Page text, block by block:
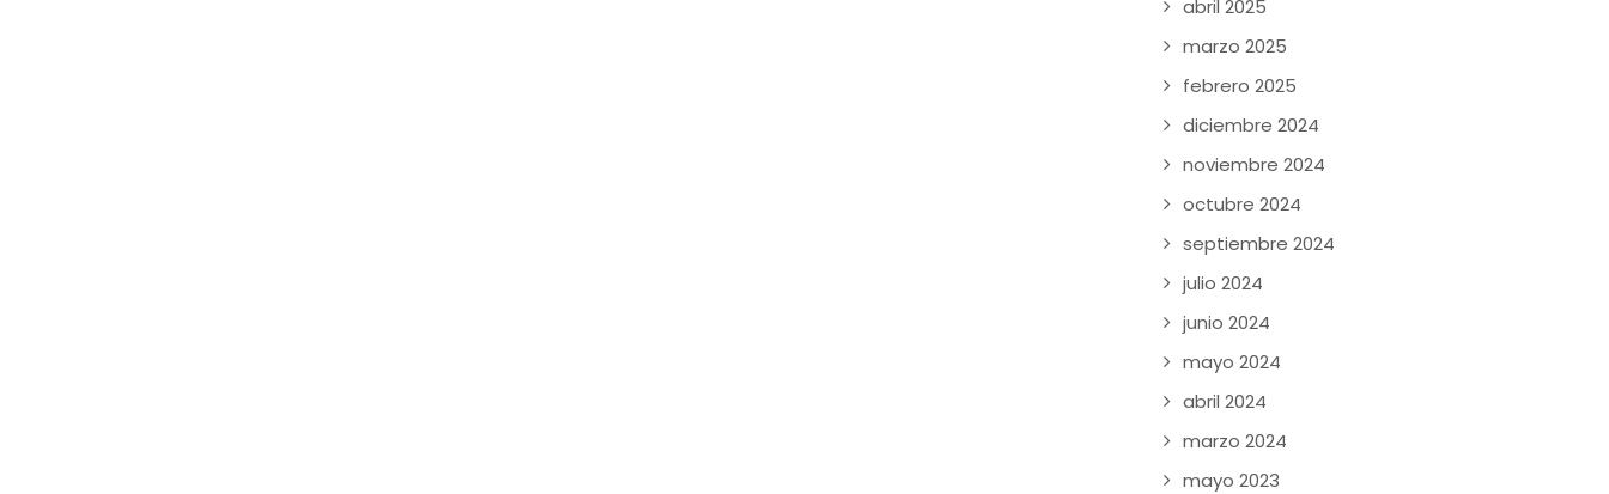
abril 2025
marzo 2025
febrero 2025
diciembre 2024
noviembre 2024
octubre 2024
septiembre 2024
julio 2024
junio 2024
mayo 2024
abril 2024
marzo 2024
mayo 2023